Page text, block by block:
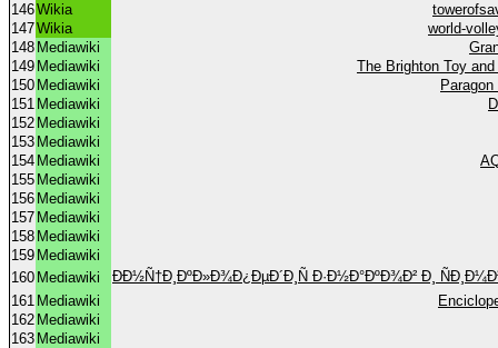
146Wikia
147Wikia
world-
148 Mediawiki
149 Mediawiki
The Brighton Toy
150 Mediawiki
151 Mediawiki
152 Mediawiki
153 Mediawiki
154 Mediawiki
155 Mediawiki
156 Mediawiki
157 Mediawiki
158 Mediawiki
159 Mediawiki
160 Mediawiki
Ð­Ð½Ñ†Ð¸ÐºÐ»Ð¾Ð¿ÐµÐ´Ð¸Ñ Ð·Ð½Ð°ÐºÐ¾Ð² Ð¸
161 Mediawiki
162 Mediawiki
163 Mediawiki